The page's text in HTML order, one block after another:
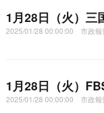
1月28日（火）三
2025/01/28 00:00:00 市政報
1月28日（火）
2025/01/28 00:00:00 市政報